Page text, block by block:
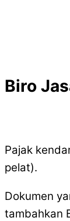
Biro
Pajak
pelat).
Dokumen
tambahkan